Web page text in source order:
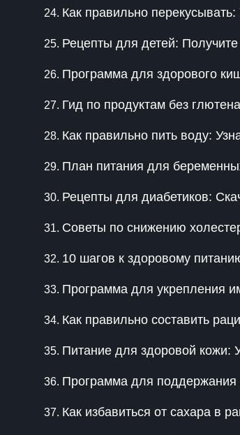
Как правильно
Рецепты для детей: Получите
Программа для здорового
Гид по продуктам без
Как правильно пить воду:
План питания для
Рецепты для диабетиков:
Советы по снижению
10 шагов к здоровому
Программа для укрепления
Как правильно составить
Питание для здоровой кожи:
Программа для поддержания
Как избавиться от сахара в